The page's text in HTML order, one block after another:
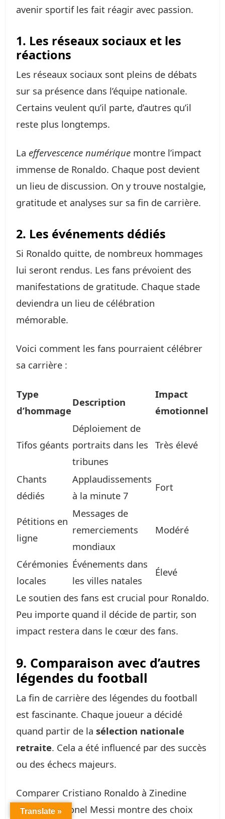
avenir sportif les fait réagir avec passion.
1. Les réseaux sociaux et les
réactions
Les réseaux sociaux sont pleins de débats
sur sa présence dans l’équipe nationale.
Certains veulent qu’il parte, d’autres qu’il
reste plus longtemps.
La effervescence numérique montre l’impact
immense de Ronaldo. Chaque post devient
un lieu de discussion. On y trouve nostalgie,
gratitude et analyses sur sa fin de carrière.
2. Les événements dédiés
Si Ronaldo quitte, de nombreux hommages
lui seront rendus. Les fans prévoient des
manifestations de gratitude. Chaque stade
deviendra un lieu de célébration
mémorable.
Voici comment les fans pourraient célébrer
sa carrière :
Type
d’hommage
Description
Impact
émotionnel
Tifos géants
Déploiement de
portraits dans les
tribunes
Très élevé
Chants
dédiés
Applaudissements
à la minute 7
Fort
Pétitions en
ligne
Messages de
remerciements
mondiaux
Modéré
Cérémonies
locales
Événements dans
les villes natales
Élevé
Le soutien des fans est crucial pour Ronaldo.
Peu importe quand il décide de partir, son
impact restera dans le cœur des fans.
9. Comparaison avec d’autres
légendes du football
La fin de carrière des légendes du football
est fascinante. Chaque joueur a décidé
quand partir de la sélection nationale
retraite. Cela a été influencé par des succès
ou des échecs majeurs.
Comparer Cristiano Ronaldo à Zinedine
Zidane ou Lionel Messi montre des choix
Translate »